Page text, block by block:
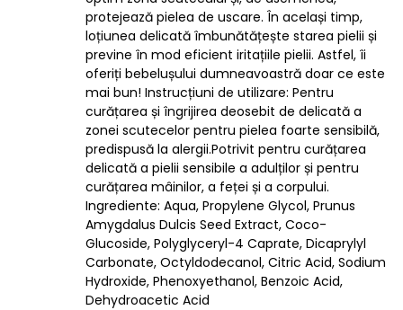
protejează pielea de uscare. În același timp,
loțiunea delicată îmbunătățește starea pielii și
previne în mod eficient iritațiile pielii. Astfel, îi
oferiți bebelușului dumneavoastră doar ce este
mai bun! Instrucțiuni de utilizare: Pentru
curățarea și îngrijirea deosebit de delicată a
zonei scutecelor pentru pielea foarte sensibilă,
predispusă la alergii.Potrivit pentru curățarea
delicată a pielii sensibile a adulților și pentru
curățarea mâinilor, a feței și a corpului.
Ingrediente: Aqua, Propylene Glycol, Prunus
Amygdalus Dulcis Seed Extract, Coco-
Glucoside, Polyglyceryl-4 Caprate, Dicaprylyl
Carbonate, Octyldodecanol, Citric Acid, Sodium
Hydroxide, Phenoxyethanol, Benzoic Acid,
Dehydroacetic Acid